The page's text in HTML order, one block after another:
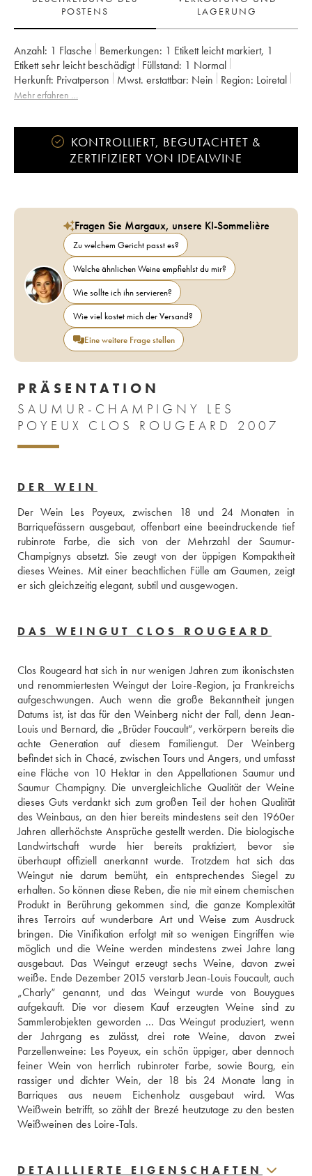
POSTENS
LAGERUNG
Anzahl: 1 Flasche Bemerkungen: 1 Etikett leicht markiert, 1
Etikett sehr leicht beschädigt Füllstand: 1 Normal
Herkunft:
privatperson Mwst. erstattbar: nein Region: Loiretal
Appellation: Saumur-Champigny
Mehr erfahren …
KONTROLLIERT, BEGUTACHTET &
ZERTIFIZIERT VON IDEALWINE
Fragen Sie Margaux, unsere KI-Sommelière
Zu welchem Gericht passt es?
Welche ähnlichen Weine empfiehlst du mir?
Wie sollte ich ihn servieren?
Wie viel kostet mich der Versand?
Eine weitere Frage stellen
PRÄSENTATION
SAUMUR-CHAMPIGNY LES
POYEUX CLOS ROUGEARD 2007
DER WEIN
Der Wein Les Poyeux, zwischen 18 und 24 Monaten in
Barriquefässern ausgebaut, offenbart eine beeindruckende tief
rubinrote Farbe, die sich von der Mehrzahl der Saumur-
Champignys absetzt. Sie zeugt von der üppigen Kompaktheit
dieses Weines. Mit einer beachtlichen Fülle am Gaumen, zeigt
er sich gleichzeitig elegant, subtil und ausgewogen.
DAS WEINGUT CLOS ROUGEARD
Clos Rougeard hat sich in nur wenigen Jahren zum ikonischsten
und renommiertesten Weingut der Loire-Region, ja Frankreichs
aufgeschwungen. Auch wenn die große Bekanntheit jungen
Datums ist, ist das für den Weinberg nicht der Fall, denn Jean-
Louis und Bernard, die „Brüder Foucault“, verkörpern bereits die
achte Generation auf diesem Familiengut. Der Weinberg
befindet sich in Chacé, zwischen Tours und Angers, und umfasst
eine Fläche von 10 Hektar in den Appellationen Saumur und
Saumur Champigny. Die unvergleichliche Qualität der Weine
dieses Guts verdankt sich zum großen Teil der hohen Qualität
des Weinbaus, an den hier bereits mindestens seit den 1960er
Jahren allerhöchste Ansprüche gestellt werden. Die biologische
Landwirtschaft wurde hier bereits praktiziert, bevor sie
überhaupt offiziell anerkannt wurde. Trotzdem hat sich das
Weingut nie darum bemüht, ein entsprechendes Siegel zu
erhalten. So können diese Reben, die nie mit einem chemischen
Produkt in Berührung gekommen sind, die ganze Komplexität
ihres Terroirs auf wunderbare Art und Weise zum Ausdruck
bringen. Die Vinifikation erfolgt mit so wenigen Eingriffen wie
möglich und die Weine werden mindestens zwei Jahre lang
ausgebaut. Das Weingut erzeugt sechs Weine, davon zwei
weiße. Ende Dezember 2015 verstarb Jean-Louis Foucault, auch
„Charly“ genannt, und das Weingut wurde von Bouygues
aufgekauft. Die vor diesem Kauf erzeugten Weine sind zu
Sammlerobjekten geworden ... Das Weingut produziert, wenn
der Jahrgang es zulässt, drei rote Weine, davon zwei
Parzellenweine: Les Poyeux, ein schön üppiger, aber dennoch
feiner Wein von herrlich rubinroter Farbe, sowie Bourg, ein
rassiger und dichter Wein, der 18 bis 24 Monate lang in
Barriques aus neuem Eichenholz ausgebaut wird. Was
Weißwein betrifft, so zählt der Brezé heutzutage zu den besten
Weißweinen des Loire-Tals.
DETAILLIERTE EIGENSCHAFTEN